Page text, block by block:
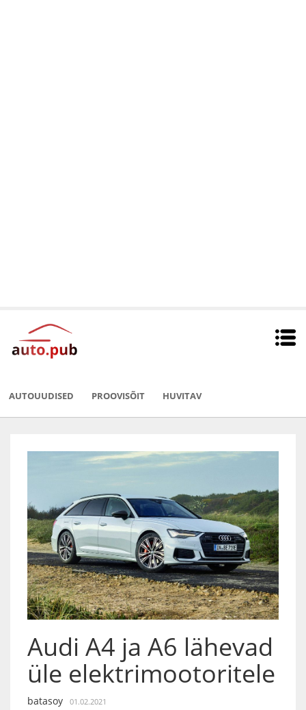
AUTOUUDISED PROOVISÕIT HUVITAV
Audi A4 ja A6 lähevad
üle elektrimootoritele
batasoy 01.02.2021